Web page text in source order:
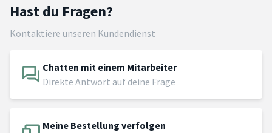
Hast du Fragen?
Kontaktiere unseren Kundendienst
Chatten mit einem Mitarbeiter
Direkte Antwort auf deine Frage
Meine Bestellung verfolgen